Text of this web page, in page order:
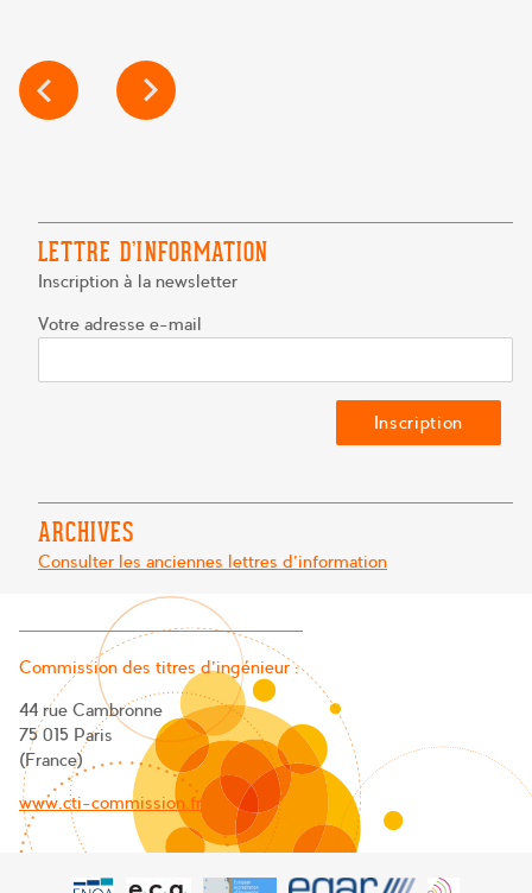
NAVIGATION
DE
LETTRE D’INFORMATION
Inscription à la newsletter
Votre adresse e-mail
ARCHIVES
Consulter les anciennes lettres d'information
Commission des titres d’ingénieur :
44 rue Cambronne
75 015 Paris
(France)
www.cti-commission.fr